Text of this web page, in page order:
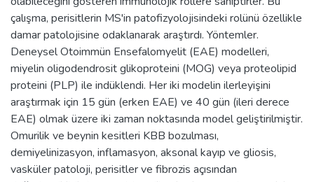
çalışma, perisitlerin MS'in patofizyolojisindeki rolünü özellikle
damar patolojisine odaklanarak araştırdı. Yöntemler.
Deneysel Otoimmün Ensefalomyelit (EAE) modelleri,
miyelin oligodendrosit glikoproteini (MOG) veya proteolipid
proteini (PLP) ile indüklendi. Her iki modelin ilerleyişini
araştırmak için 15 gün (erken EAE) ve 40 gün (ileri derece
EAE) olmak üzere iki zaman noktasında model geliştirilmiştir.
Omurilik ve beynin kesitleri KBB bozulması,
demiyelinizasyon, inflamasyon, aksonal kayıp ve gliosis,
vasküler patoloji, perisitler ve fibrozis açısından